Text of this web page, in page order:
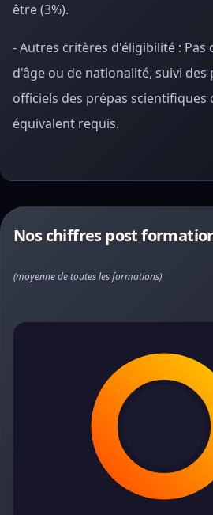
être (3%).
- Autres critères d'éligibilité : Pas
d'âge ou de nationalité, suivi
officiels des prépas scientifiques
équivalent requis.
Nos chiffres post
(moyenne de toutes les formations)